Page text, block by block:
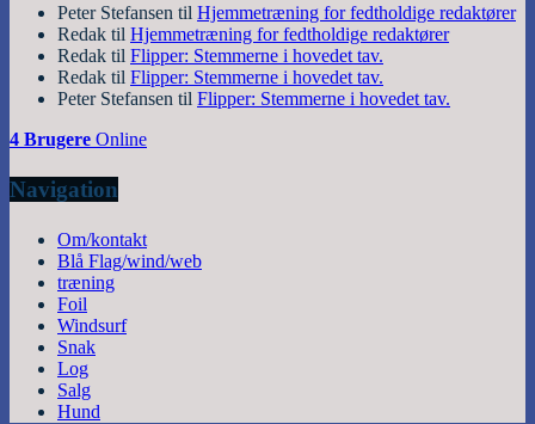
Peter Stefansen til Hjemmetræning for fedtholdige redaktører
Redak til Hjemmetræning for fedtholdige redaktører
Redak til Flipper: Stemmerne i hovedet tav.
Redak til Flipper: Stemmerne i hovedet tav.
Peter Stefansen til Flipper: Stemmerne i hovedet tav.
4 Brugere Online
Navigation
Om/kontakt
Blå Flag/wind/web
træning
Foil
Windsurf
Snak
Log
Salg
Hund